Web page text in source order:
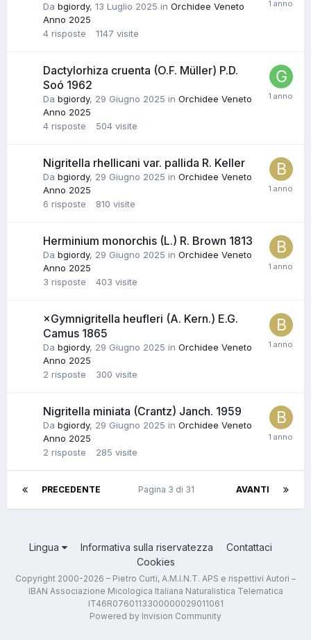
Da bgiordy, 13 Luglio 2025 in Orchidee Veneto
Anno 2025
4 risposte 1147 visite
Dactylorhiza cruenta (O.F. Müller) P.D.
Soó 1962
Da bgiordy, 29 Giugno 2025 in Orchidee Veneto
Anno 2025
4 risposte 504 visite
Nigritella rhellicani var. pallida R. Keller
Da bgiordy, 29 Giugno 2025 in Orchidee Veneto
Anno 2025
6 risposte 810 visite
Herminium monorchis (L.) R. Brown 1813
Da bgiordy, 29 Giugno 2025 in Orchidee Veneto
Anno 2025
3 risposte 403 visite
×Gymnigritella heufleri (A. Kern.) E.G.
Camus 1865
Da bgiordy, 29 Giugno 2025 in Orchidee Veneto
Anno 2025
2 risposte 300 visite
Nigritella miniata (Crantz) Janch. 1959
Da bgiordy, 29 Giugno 2025 in Orchidee Veneto
Anno 2025
2 risposte 285 visite
PRECEDENTE AVANTI
Pagina 3 di 31
Lingua Informativa sulla riservatezza
Contattaci
Cookies
Copyright 2000-2026 – Pietro Curti, A.M.I.N.T. APS e rispettivi Autori –
IBAN Associazione Micologica Italiana Naturalistica Telematica
IT46R0760113300000029011061
Powered by Invision Community